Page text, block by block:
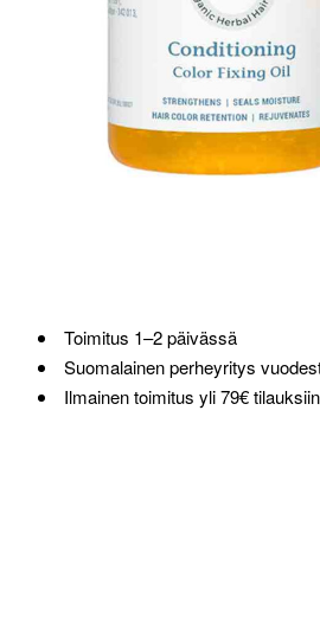
Toimitus 1–2 päivässä
Suomalainen perheyritys
Ilmainen toimitus yli 79€ tilauksiin